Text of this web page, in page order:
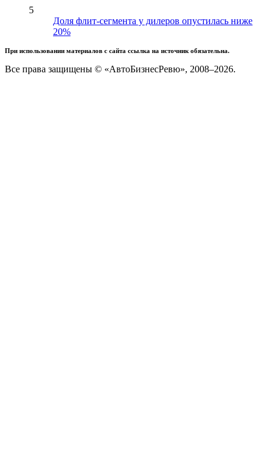
5
Доля флит-сегмента у дилеров опустилась ниже
20%
При использовании материалов с сайта ссылка на источник обязательна.
Все права защищены © «АвтоБизнесРевю», 2008–2026.